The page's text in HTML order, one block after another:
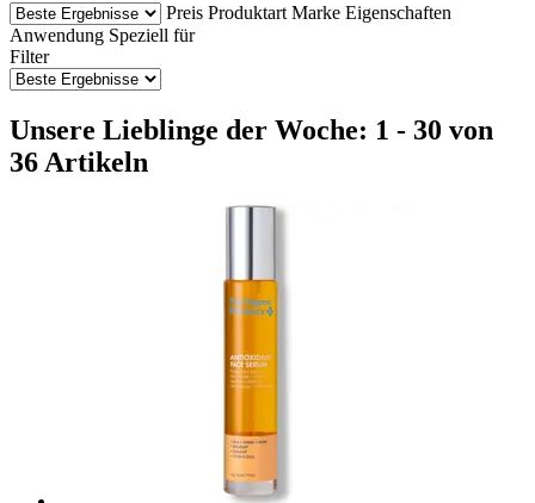
Preis Produktart Marke Eigenschaften
Anwendung Speziell für
Filter
Unsere Lieblinge der Woche: 1 - 30 von
36 Artikeln